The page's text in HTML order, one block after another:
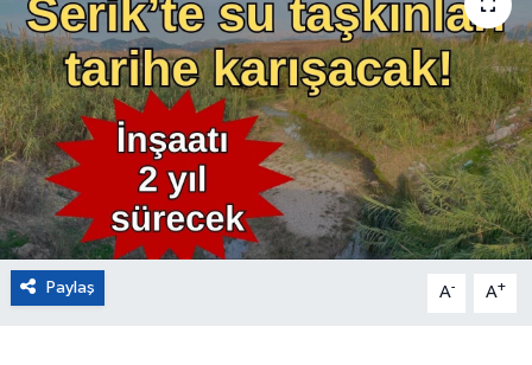
Paylaş A- A+
Sağlık
Magazin
Turizm
Çevre
Kültür ve Sanat